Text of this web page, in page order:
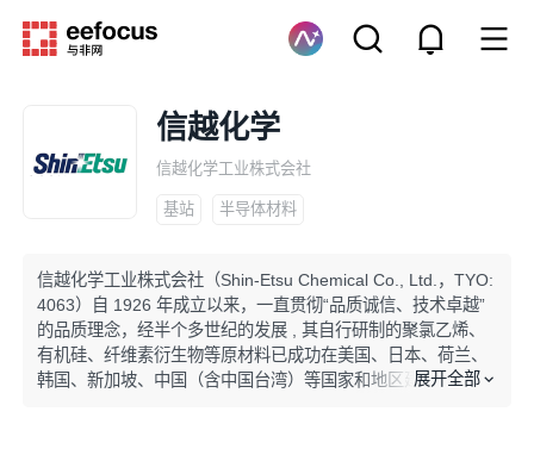
信越化学
信越化学工业株式会社
基站 半导体材料
信越化学工业株式会社（Shin-Etsu Chemical Co., Ltd.，TYO:
4063）自 1926 年成立以来，一直贯彻“品质诚信、技术卓越”
的品质理念，经半个多世纪的发展 , 其自行研制的聚氯乙烯、
有机硅、纤维素衍生物等原材料已成功在美国、日本、荷兰、
韩国、新加坡、中国（含中国台湾）等国家和地区建立了全球
展开全部